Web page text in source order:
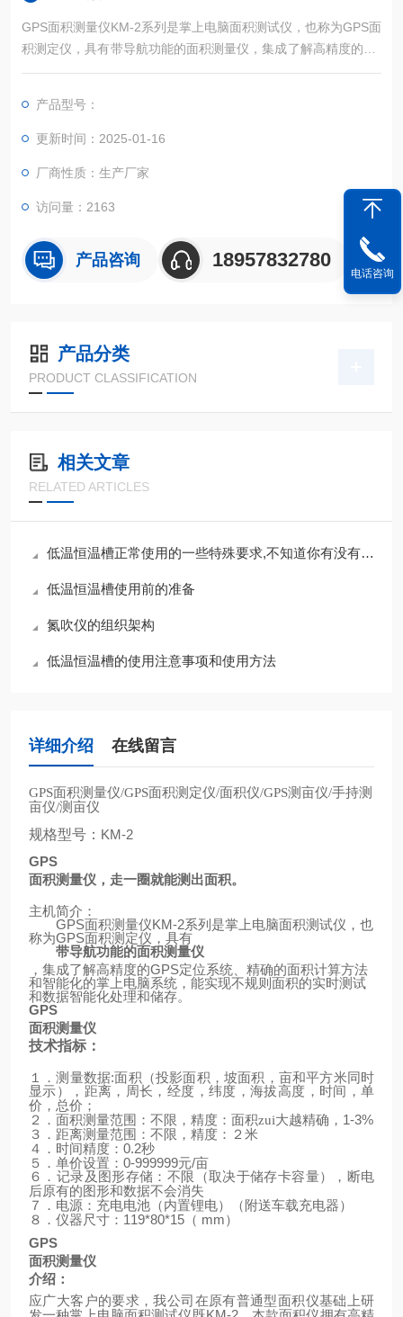
GPS面积测量仪KM-2系列是掌上电脑面积测试仪，也称为GPS面
积测定仪，具有带导航功能的面积测量仪，集成了解高精度的GP
S定位系统、精确的面积计算方法和智能化的掌上电脑系统，能
产品型号：
更新时间：2025-01-16
厂商性质：生产厂家
访问量：2163
产品咨询 18957832780
产品分类
PRODUCT CLASSIFICATION
相关文章
RELATED ARTICLES
低温恒温槽正常使用的一些特殊要求,不知道你有没有注意到
低温恒温槽使用前的准备
氮吹仪的组织架构
低温恒温槽的使用注意事项和使用方法
详细介绍 在线留言
GPS面积测量仪/GPS面积测定仪/面积仪/GPS测亩仪/手持测
亩仪/测亩仪
规格型号： KM-2
GPS
面积测量仪，走一圈就能测出面积。
主机简介：
GPS面积测量仪KM-2系列是掌上电脑面积测试仪，也
称为GPS面积测定仪，具有
带导航功能的面积测量仪
，集成了解高精度的GPS定位系统、精确的面积计算方法
和智能化的掌上电脑系统，能实现不规则面积的实时测试
和数据智能化处理和储存。
GPS
面积测量仪
技术指标：
１．测量数据:面积（投影面积，坡面积，亩和平方米同时
显示），距离，周长，经度，纬度，海拔高度，时间，单
价，总价；
２．面积测量范围：不限，精度：面积zui大越精确， 1-3%
３．距离测量范围：不限，精度：２米
４．时间精度： 0.2秒
５．单价设置： 0-999999元/亩
６．记录及图形存储：不限（取决于储存卡容量），断电
后原有的图形和数据不会消失
７．电源：充电电池（内置锂电）
（ 附送车载充电器）
８．仪器尺寸： 119*80*15 （ mm）
GPS
面积测量仪
介绍：
应广大客户的要求，我公司在原有普通型面积仪基础上研
电话咨询